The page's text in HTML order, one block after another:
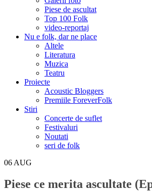
Piese de ascultat
Top 100 Folk
video-reportaj
Nu e folk, dar ne place
Altele
Literatura
Muzica
Teatru
Proiecte
Acoustic Bloggers
Premiile ForeverFolk
Stiri
Concerte de suflet
Festivaluri
Noutati
seri de folk
06 AUG
Piese ce merita ascultate